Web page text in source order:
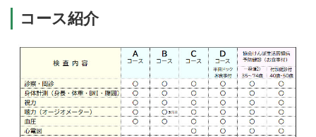
コース紹介